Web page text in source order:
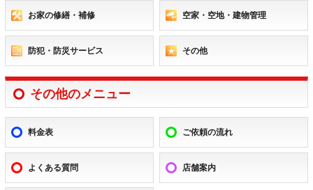
お家の修繕・補修 空家・空地・建物管理
防犯・防災サービス その他
その他のメニュー
料金表 ご依頼の流れ
よくある質問 店舗案内